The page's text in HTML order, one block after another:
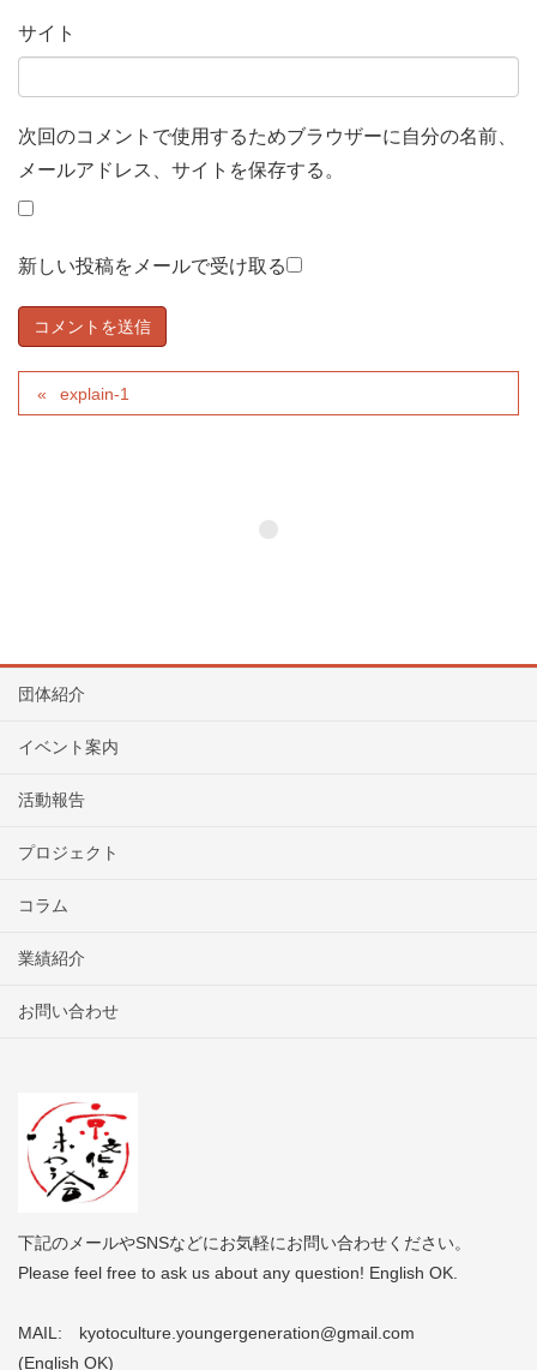
サイト
次回のコメントで使用するためブラウザーに自分の名前、
メールアドレス、サイトを保存する。
新しい投稿をメールで受け取る
explain-1
団体紹介
イベント案内
活動報告
プロジェクト
コラム
業績紹介
お問い合わせ
下記のメールやSNSなどにお気軽にお問い合わせください。
Please feel free to ask us about any question! English OK.
MAIL: kyotoculture.youngergeneration@gmail.com
(English OK)